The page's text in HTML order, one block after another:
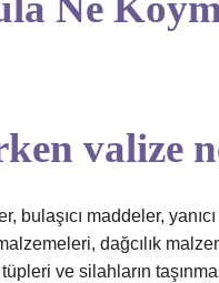
valize
bulaşıcı maddeler,
dağcılık
ve silahların